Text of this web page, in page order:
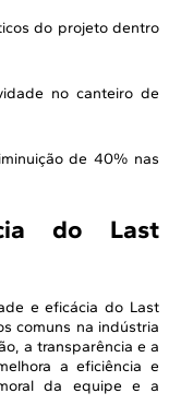
do projeto dentro
no canteiro de
de 40% nas
do Last
e eficácia do Last
comuns na indústria
a transparência e a
a eficiência e
da equipe e a